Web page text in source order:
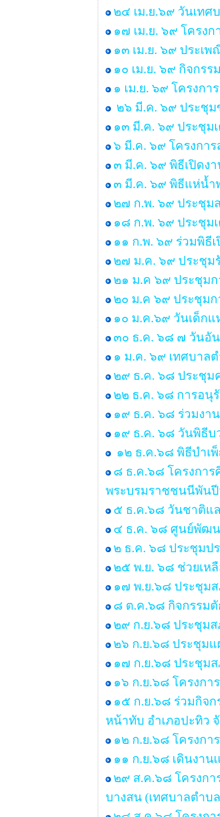
๒๔ เม.ย.๖๙ วันเท
๑๗ เม.ย. ๖๙ โครง
๑๓ เม.ย. ๖๙ ประเ
๑๐ เม.ย. ๖๙ กิจกร
๑ เม.ย. ๖๙ โครงก
๒๖ มี.ค. ๖๙ ประชุม
๑๓ มี.ค. ๖๙ ประชุม
๖ มี.ค. ๖๙ โครงกา
๓ มี.ค. ๖๙ พิธีเปิดง
๓ มี.ค. ๖๙ พิธีแห่น้ำ
๒๗ ก.พ. ๖๙ ประชุม
๑๘ ก.พ. ๖๙ ประชุม
๑๑ ก.พ. ๖๙ ร่วมพิธี
๒๗ ม.ค. ๖๙ ประชุม
๒๑ ม.ค ๖๙ ประชุมก
๒๐ ม.ค ๖๙ ประชุม
๑๐ ม.ค.๖๙ วันเด็กแ
๓๐ ธ.ค. ๖๘ ๗ วันอั
๑ ม.ค. ๖๙ เทศบาล
๒๙ ธ.ค. ๖๘ ประชุม
๒๒ ธ.ค. ๖๘ การอนุ
๑๙ ธ.ค. ๖๘ ร่วมงา
๑๙ ธ.ค. ๖๘ วันพิธีบ
๑๒ ธ.ค.๖๘ พิธีบำ
๘ ธ.ค.๖๘ โครงการ
พระบรมราชชนนีพัน
๕ ธ.ค.๖๘ วันชาติแ
๔ ธ.ค. ๖๘ ศูนย์พัฒน
๒ ธ.ค. ๖๘ ประชุมป
๒๕ พ.ย. ๖๘ ช่วยเห
๑๗ พ.ย.๖๘ ประชุม
๘ ต.ค.๖๘ กิจกรรม
๒๙ ก.ย.๖๘ ประชุม
๒๖ ก.ย.๖๘ ประชุม
๑๗ ก.ย.๖๘ ประชุม
๑๖ ก.ย.๖๘ โครงกา
๑๕ ก.ย.๖๘ ร่วมกิจ
หน้าทับ อำเภอปะทิว
๑๒ ก.ย.๖๘ โครงกา
๑๑ ก.ย.๖๘ เดินงาน
๒๙ ส.ค.๖๘ โครงกา
บางสน (เทศบาลตำบ